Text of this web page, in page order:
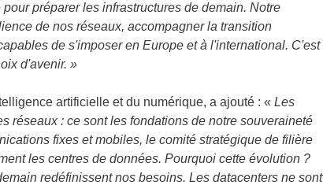
préparer les infrastructures de demain. Notre
de nos réseaux, accompagner la transition
de s'imposer en Europe et à l'international. C'est
d'avenir. »
artificielle et du numérique, a ajouté : « Les
réseaux : ce sont les fondations de notre souveraineté
fixes et mobiles, le comité stratégique de filière
les centres de données. Pourquoi cette évolution ?
redéfinissent nos besoins. Les datacenters ne sont